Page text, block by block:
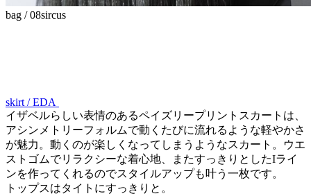
bag / 08sircus
skirt / EDA
イザベルらしい表情のあるペイズリープリントスカートは、
アシンメトリーフォルムで動くたびに流れるような軽やかさ
が魅力。動くのが楽しくなってしまうようなスカート。ウエ
ストゴムでリラクシーな着心地、またすっきりとしたIライ
ンを作ってくれるのでスタイルアップも叶う一枚です。
トップスはタイトにすっきりと。